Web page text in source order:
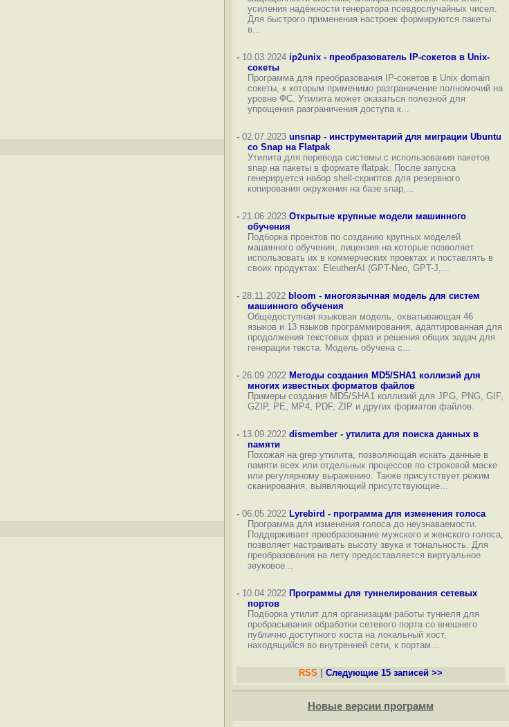
усиления надёжности генератора псевдослучайных чисел.
Для быстрого применения настроек формируются пакеты
в...
- 10.03.2024 ip2unix - преобразователь IP-сокетов в Unix-
сокеты
Программа для преобразования IP-сокетов в Unix domain
сокеты, к которым применимо разграничение полномочий на
уровне ФС. Утилита может оказаться полезной для
упрощения разграничения доступа к...
- 02.07.2023 unsnap - инструментарий для миграции Ubuntu
со Snap на Flatpak
Утилита для перевода системы с использования пакетов
snap на пакеты в формате flatpak. После запуска
генерируется набор shell-скриптов для резервного
копирования окружения на базе snap,...
- 21.06.2023 Открытые крупные модели машинного
обучения
Подборка проектов по созданию крупных моделей
машинного обучения, лицензия на которые позволяет
использовать их в коммерческих проектах и поставлять в
своих продуктах: EleutherAI (GPT-Neo, GPT-J,...
- 28.11.2022 bloom - многоязычная модель для систем
машинного обучения
Общедоступная языковая модель, охватывающая 46
языков и 13 языков программирования, адаптированная для
продолжения текстовых фраз и решения общих задач для
генерации текста. Модель обучена с...
- 26.09.2022 Методы создания MD5/SHA1 коллизий для
многих известных форматов файлов
Примеры создания MD5/SHA1 коллизий для JPG, PNG, GIF,
GZIP, PE, MP4, PDF, ZIP и других форматов файлов.
- 13.09.2022 dismember - утилита для поиска данных в
памяти
Похожая на grep утилита, позволяющая искать данные в
памяти всех или отдельных процессов по строковой маске
или регулярному выражению. Также присутствует режим
сканирования, выявляющий присутствующие...
- 06.05.2022 Lyrebird - программа для изменения голоса
Программа для изменения голоса до неузнаваемости.
Поддерживает преобразование мужского и женского голоса,
позволяет настраивать высоту звука и тональность. Для
преобразования на лету предоставляется виртуальное
звуковое...
- 10.04.2022 Программы для туннелирования сетевых
портов
Подборка утилит для организации работы туннеля для
пробрасывания обработки сетевого порта со внешнего
публично доступного хоста на локальный хост,
находящийся во внутренней сети, к портам...
RSS Следующие 15 записей >>
Новые версии программ